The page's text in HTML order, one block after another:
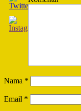
Nama *
Email *